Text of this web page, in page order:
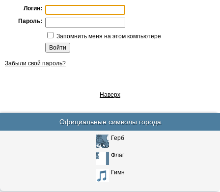
Логин:
Пароль:
Запомнить меня на этом компьютере
Забыли свой пароль?
Наверх
Официальные символы города
Герб
Флаг
Гимн